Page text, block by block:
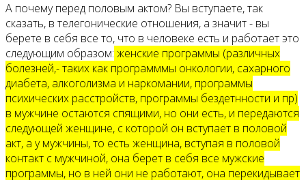
А почему перед половым актом? Вы вступаете, так
сказать, в телегонические отношения, а значит - вы
берете в себя все то, что в человеке есть и работает это
следующим образом: женские программы (различных
болезней,- таких как программмы онкологии, сахарного
диабета, алкоголизма и наркомании, программы
психических расстройств, программы бездетнности и пр)
в мужчине остаются спящими, но они есть, и передаются
следующей женщине, с которой он вступает в половой
акт, а у мужчины, то есть женщина, вступая в половой
контакт с мужчиной, она берет в себя все мужские
программы, но в ней они не работают, она перекидывает